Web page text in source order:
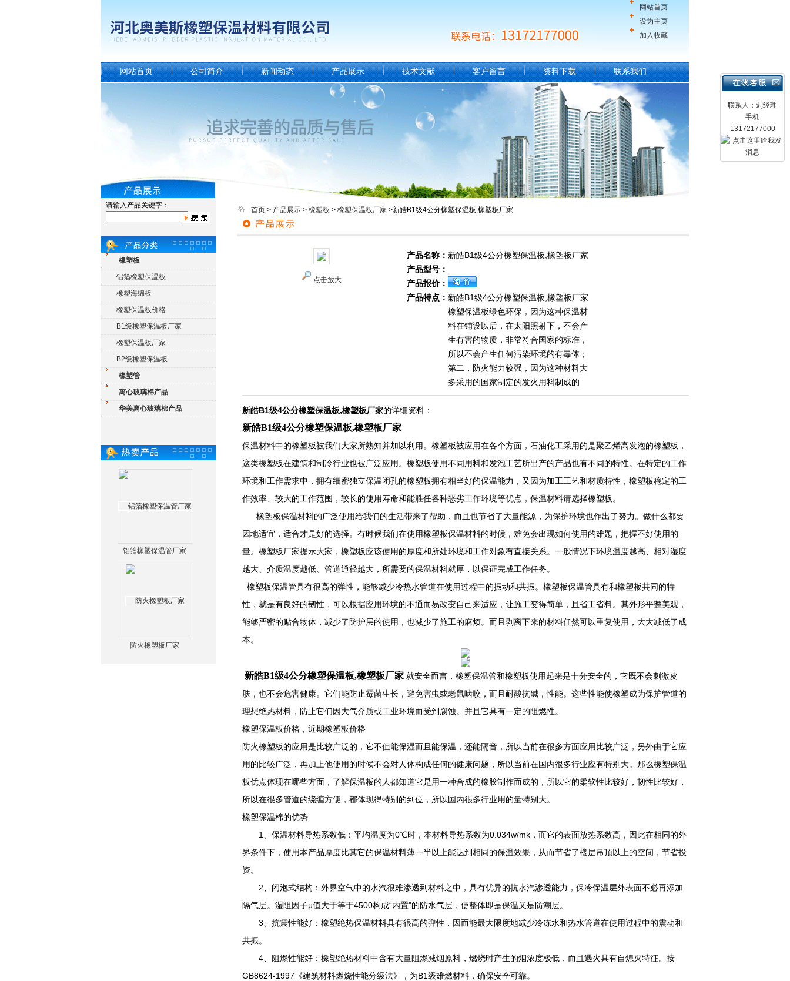
网站首页
设为主页
加入收藏
联系人：刘经理
手机
13172177000
网站首页 公司简介 新闻动态 产品展示 技术文献 客户留言 资料下载 联系我们
请输入产品关键字：
橡塑板
铝箔橡塑保温板
橡塑海绵板
橡塑保温板价格
B1级橡塑保温板厂家
橡塑保温板厂家
B2级橡塑保温板
橡塑管
离心玻璃棉产品
华美离心玻璃棉产品
铝箔橡塑保温管厂家
防火橡塑板厂家
首页 > 产品展示 > 橡塑板 > 橡塑保温板厂家 >新皓B1级4公分橡塑保温板,橡塑板厂家
点击放大
产品名称： 新皓B1级4公分橡塑保温板,橡塑板厂家
产品型号：
产品报价：
产品特点： 新皓B1级4公分橡塑保温板,橡塑板厂家
橡塑保温板绿色环保，因为这种保温材
料在铺设以后，在太阳照射下，不会产
生有害的物质，非常符合国家的标准，
所以不会产生任何污染环境的有毒体；
第二，防火能力较强，因为这种材料大
多采用的国家制定的发火用料制成的
新皓B1级4公分橡塑保温板,橡塑板厂家的详细资料：
新皓B1级4公分橡塑保温板,橡塑板厂家
保温材料中的橡塑板被我们大家所熟知并加以利用。橡塑板被应用在各个方面，石油化工采用的是聚乙烯高发泡的橡塑板，
这类橡塑板在建筑和制冷行业也被广泛应用。橡塑板使用不同用料和发泡工艺所出产的产品也有不同的特性。在特定的工作
环境和工作需求中，拥有细密独立保温闭孔的橡塑板拥有相当好的保温能力，又因为加工工艺和材质特性，橡塑板稳定的工
作效率、较大的工作范围，较长的使用寿命和能胜任各种恶劣工作环境等优点，保温材料请选择橡塑板。
橡塑板保温材料的广泛使用给我们的生活带来了帮助，而且也节省了大量能源，为保护环境也作出了努力。做什么都要
因地适宜，适合才是好的选择。有时候我们在使用橡塑板保温材料的时候，难免会出现如何使用的难题，把握不好使用的
量。橡塑板厂家提示大家，橡塑板应该使用的厚度和所处环境和工作对象有直接关系。一般情况下环境温度越高、相对湿度
越大、介质温度越低、管道通径越大，所需要的保温材料就厚，以保证完成工作任务。
橡塑板保温管具有很高的弹性，能够减少冷热水管道在使用过程中的振动和共振。橡塑板保温管具有和橡塑板共同的特
性，就是有良好的韧性，可以根据应用环境的不通而易改变自己来适应，让施工变得简单，且省工省料。其外形平整美观，
能够严密的贴合物体，减少了防护层的使用，也减少了施工的麻烦。而且剥离下来的材料任然可以重复使用，大大减低了成
本。
新皓B1级4公分橡塑保温板,橡塑板厂家 就安全而言，橡塑保温管和橡塑板使用起来是十分安全的，它既不会刺激皮
肤，也不会危害健康。它们能防止霉菌生长，避免害虫或老鼠啮咬，而且耐酸抗碱，性能。这些性能使橡塑成为保护管道的
理想绝热材料，防止它们因大气介质或工业环境而受到腐蚀。并且它具有一定的阻燃性。
橡塑保温板价格，近期橡塑板价格
防火橡塑板的应用是比较广泛的，它不但能保湿而且能保温，还能隔音，所以当前在很多方面应用比较广泛，另外由于它应
用的比较广泛，再加上他使用的时候不会对人体构成任何的健康问题，所以当前在国内很多行业应有特别大。那么橡塑保温
板优点体现在哪些方面，了解保温板的人都知道它是用一种合成的橡胶制作而成的，所以它的柔软性比较好，韧性比较好，
所以在很多管道的绕缠方便，都体现得特别的到位，所以国内很多行业用的量特别大。
橡塑保温棉的优势
1、保温材料导热系数低：平均温度为0℃时，本材料导热系数为0.034w/mk，而它的表面放热系数高，因此在相同的外
界条件下，使用本产品厚度比其它的保温材料薄一半以上能达到相同的保温效果，从而节省了楼层吊顶以上的空间，节省投
资。
2、闭泡式结构：外界空气中的水汽很难渗透到材料之中，具有优异的抗水汽渗透能力，保冷保温层外表面不必再添加
隔气层。湿阻因子μ值大于等于4500构成“内置"的防水气层，使整体即是保温又是防潮层。
3、抗震性能好：橡塑绝热保温材料具有很高的弹性，因而能最大限度地减少冷冻水和热水管道在使用过程中的震动和
共振。
4、阻燃性能好：橡塑绝热材料中含有大量阻燃减烟原料，燃烧时产生的烟浓度极低，而且遇火具有自熄灭特征。按
GB8624-1997《建筑材料燃烧性能分级法》，为B1级难燃材料，确保安全可靠。